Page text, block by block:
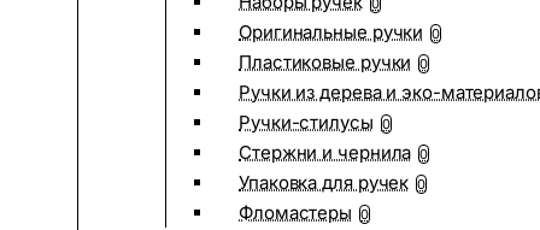
0
Оригинальные ручки 0
Пластиковые ручки 0
Ручки из дерева и эко-
Ручки-стилусы 0
Стержни и чернила 0
Упаковка для ручек 0
Фломастеры 0